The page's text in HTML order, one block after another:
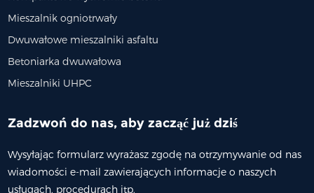
Mieszalnik ogniotrwały
Dwuwałowe mieszalniki asfaltu
Betoniarka dwuwałowa
Mieszalniki UHPC
Zadzwoń do nas, aby zacząć już dziś
Wysyłając formularz wyrażasz zgodę na otrzymywanie od nas
wiadomości e-mail zawierających informacje o naszych
usługach, procedurach itp.